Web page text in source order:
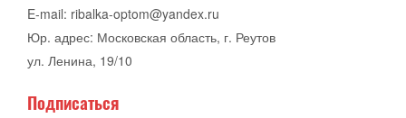
E-mail: ribalka-optom@yandex.ru
Юр. адрес: Московская область, г. Реутов
ул. Ленина, 19/10
Подписаться